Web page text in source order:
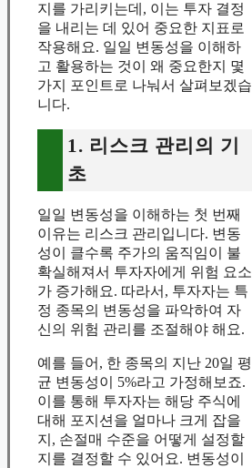
지를 가리키는데, 이는 투자 결정
을 내리는 데 있어 중요한 지표로
작용해요. 일일 변동성을 이해하
고 활용하는 것이 왜 중요한지 몇
가지 포인트로 나눠서 살펴보겠습
니다.
1. 리스크 관리의 기
초
일일 변동성을 이해하는 첫 번째
이유는 리스크 관리입니다. 변동
성이 클수록 주가의 움직임이 불
확실해져서 투자자에게 위험 요소
가 증가해요. 따라서, 투자자는 특
정 종목의 변동성을 파악하여 자
신의 위험 관리를 조절해야 해요.
예를 들어, 한 종목의 지난 20일 평
균 변동성이 5%라고 가정해보죠.
이를 통해 투자자는 해당 주식에
대해 포지션을 얼마나 크게 잡을
지, 손절매 수준을 어떻게 설정할
지를 결정할 수 있어요. 변동성이